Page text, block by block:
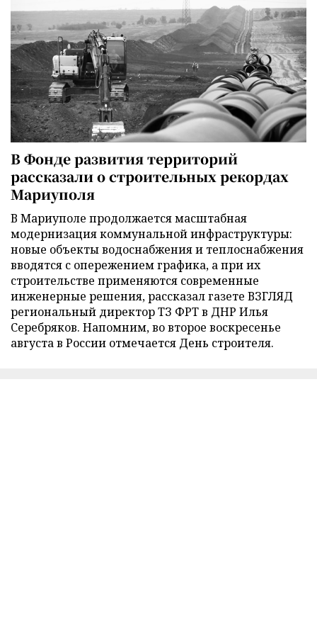
В Фонде развития территорий
рассказали о строительных рекордах
Мариуполя
В Мариуполе продолжается масштабная
модернизация коммунальной инфраструктуры:
новые объекты водоснабжения и теплоснабжения
вводятся с опережением графика, а при их
строительстве применяются современные
инженерные решения, рассказал газете ВЗГЛЯД
региональный директор ТЗ ФРТ в ДНР Илья
Серебряков. Напомним, во второе воскресенье
августа в России отмечается День строителя.